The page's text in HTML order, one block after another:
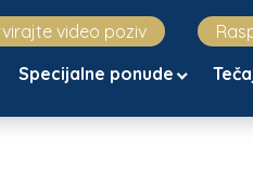
video poziv
Specijalne ponude